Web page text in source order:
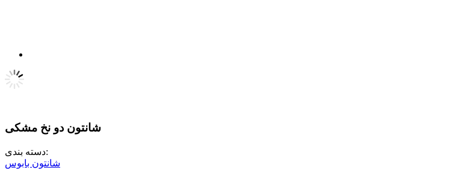
شانتون دو نخ مشکی
دسته بندی:
شانتون بابوس